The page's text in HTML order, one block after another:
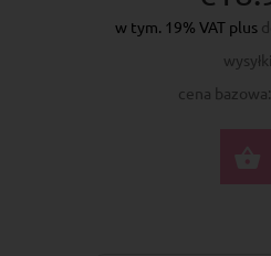
w tym. 19% VAT plus
wysyłki
cena